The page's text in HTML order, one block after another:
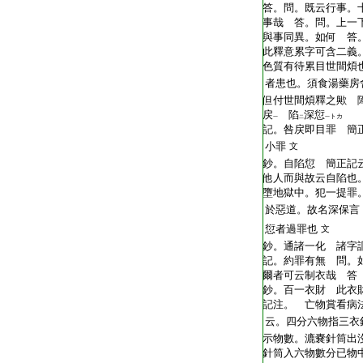
答。問。既云行事。
事哉 答。問。上一
與事同異。如何 答
此釋意累字可含二
色質有待累目世間煩
者患也。須食湯藥
但付世間煩釋之歟
戻一 陷二深愆一 トカ
記。咎戻即目罪 簡
小罪 文
鈔。自陷愆 簡正記
他人而與故云自陷也
墮地獄中。犯一提罪
於惡道。故名深保言
愆者過罪也 文
鈔。通諸一化 諸字
記。約罪有無 問。
爾者可云制衣哉 答
鈔。百一衣財 此衣
記注。 亡物賞看病
云。四分六物指三衣
示物數。漉嚢針筒
針筒入六物數分已